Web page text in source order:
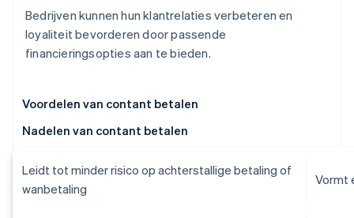
Bedrijven kunnen hun klantrelaties verbeteren en
loyaliteit bevorderen door passende
financieringsopties aan te bieden.
Voordelen van contant betalen
Nadelen van contant betalen
Leidt tot minder risico op achterstallige betaling of
wanbetaling
Vormt